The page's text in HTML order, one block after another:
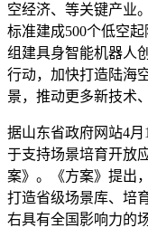
空经济、等关键产业
标准建成500个低空
组建具身智能机器人
行动，加快打造陆海
景，推动更多新技术
据山东省政府网站4
于支持场景培育开放
案》。《方案》提出
打造省级场景库、培
右具有全国影响力的